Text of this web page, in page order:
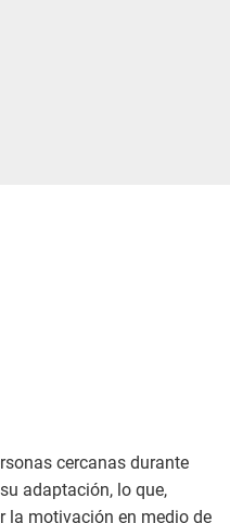
cercanas durante
adaptación, lo que,
la motivación en medio de